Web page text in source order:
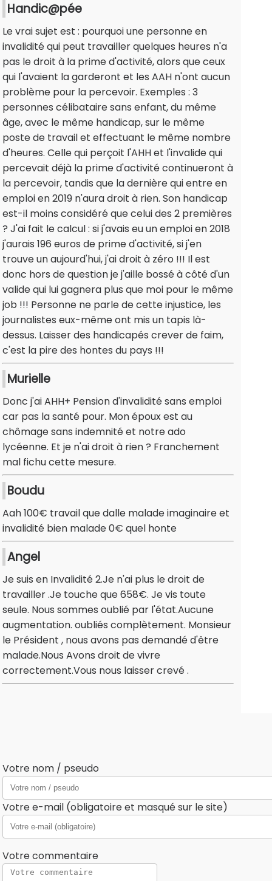
Handic@pée
Le vrai sujet est : pourquoi une personne en
invalidité qui peut travailler quelques heures n'a
pas le droit à la prime d'activité, alors que ceux
qui l'avaient la garderont et les AAH n'ont aucun
problème pour la percevoir. Exemples : 3
personnes célibataire sans enfant, du même
âge, avec le même handicap, sur le même
poste de travail et effectuant le même nombre
d'heures. Celle qui perçoit l'AHH et l'invalide qui
percevait déjà la prime d'activité continueront à
la percevoir, tandis que la dernière qui entre en
emploi en 2019 n'aura droit à rien. Son handicap
est-il moins considéré que celui des 2 premières
? J'ai fait le calcul : si j'avais eu un emploi en 2018
j'aurais 196 euros de prime d'activité, si j'en
trouve un aujourd'hui, j'ai droit à zéro !!! Il est
donc hors de question je j'aille bossé à côté d'un
valide qui lui gagnera plus que moi pour le même
job !!! Personne ne parle de cette injustice, les
journalistes eux-même ont mis un tapis là-
dessus. Laisser des handicapés crever de faim,
c'est la pire des hontes du pays !!!
Murielle
Donc j'ai AHH+ Pension d'invalidité sans emploi
car pas la santé pour. Mon époux est au
chômage sans indemnité et notre ado
lycéenne. Et je n'ai droit à rien ? Franchement
mal fichu cette mesure.
Boudu
Aah 100€ travail que dalle malade imaginaire et
invalidité bien malade 0€ quel honte
Angel
Je suis en Invalidité 2.Je n'ai plus le droit de
travailler .Je touche que 658€. Je vis toute
seule. Nous sommes oublié par l'état.Aucune
augmentation. oubliés complètement. Monsieur
le Président , nous avons pas demandé d'être
malade.Nous Avons droit de vivre
correctement.Vous nous laisser crevé .
Votre nom / pseudo
Votre e-mail (obligatoire et masqué sur le site)
Votre commentaire